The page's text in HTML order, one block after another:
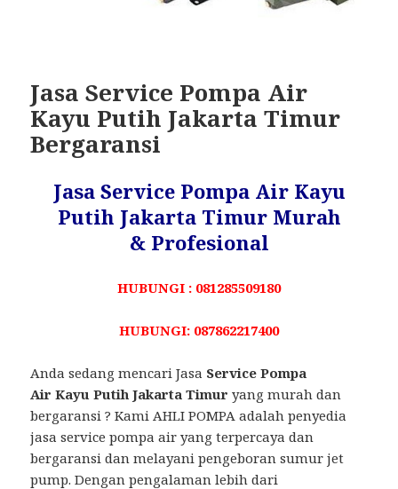
Jasa Service Pompa Air
Kayu Putih Jakarta Timur
Bergaransi
Jasa Service Pompa Air Kayu
Putih Jakarta Timur Murah
& Profesional
HUBUNGI : 081285509180
HUBUNGI: 087862217400
Anda sedang mencari Jasa Service Pompa
Air Kayu Putih Jakarta Timur yang murah dan
bergaransi ? Kami AHLI POMPA adalah penyedia
jasa service pompa air yang terpercaya dan
bergaransi dan melayani pengeboran sumur jet
pump. Dengan pengalaman lebih dari